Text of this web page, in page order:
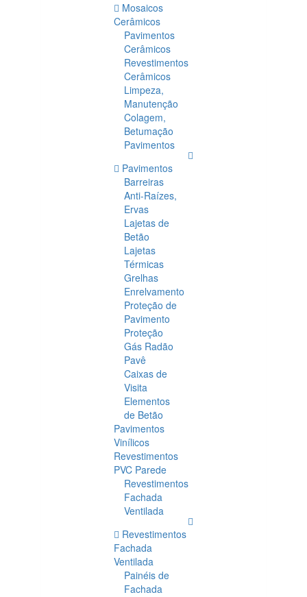
Mosaicos
Cerâmicos
Pavimentos
Cerâmicos
Revestimentos
Cerâmicos
Limpeza,
Manutenção
Colagem,
Betumação
Pavimentos
Pavimentos
Barreiras
Anti-Raízes,
Ervas
Lajetas de
Betão
Lajetas
Térmicas
Grelhas
Enrelvamento
Proteção de
Pavimento
Proteção
Gás Radão
Pavê
Caixas de
Visita
Elementos
de Betão
Pavimentos
Vinílicos
Revestimentos
PVC Parede
Revestimentos
Fachada
Ventilada
Revestimentos
Fachada
Ventilada
Painéis de
Fachada